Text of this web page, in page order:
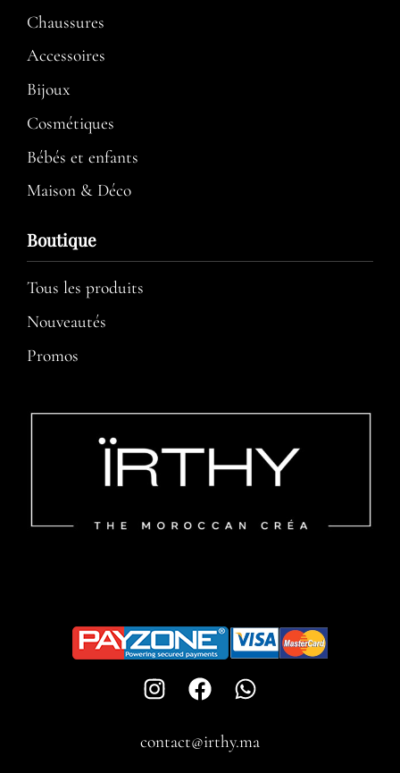
Chaussures
Accessoires
Bijoux
Cosmétiques
Bébés et enfants
Maison & Déco
Boutique
Tous les produits
Nouveautés
Promos
contact@irthy.ma​